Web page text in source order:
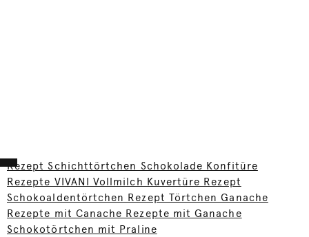
Rezept Schichttörtchen Schokolade Konfitüre
Rezepte VIVANI Vollmilch Kuvertüre Rezept
Schokoaldentörtchen Rezept Törtchen Ganache
Rezepte mit Canache Rezepte mit Ganache
Schokotörtchen mit Praline